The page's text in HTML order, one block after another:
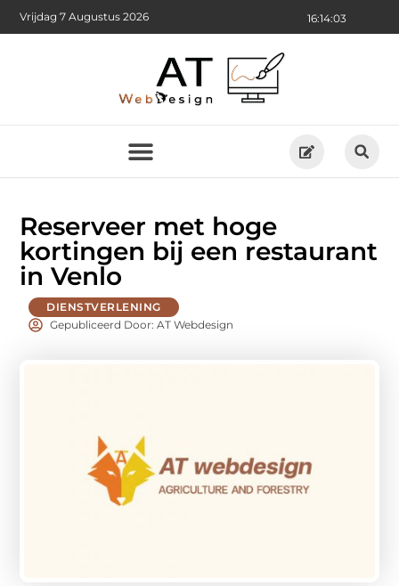
16:14:05
Vrijdag 7 Augustus 2026
Reserveer met hoge
kortingen bij een restaurant
in Venlo
DIENSTVERLENING
Gepubliceerd Door: AT Webdesign